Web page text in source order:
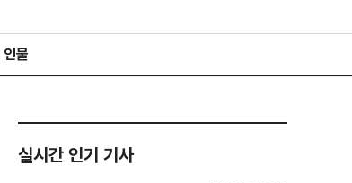
인물
실시간 인기 기사